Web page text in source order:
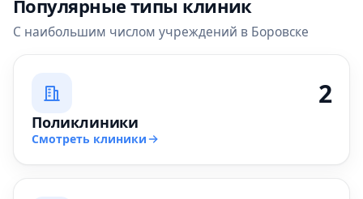
Популярные типы клиник
С наибольшим числом учреждений в Боровске
2
Поликлиники
Смотреть клиники